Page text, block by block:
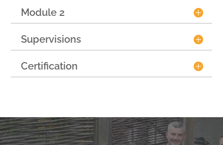
Module 2
Supervisions
Certification